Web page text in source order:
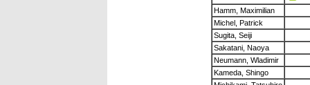
Hamm, Maximilian
Michel, Patrick
Sugita, Seiji
Sakatani, Naoya
Neumann, Wladimir
Kameda, Shingo